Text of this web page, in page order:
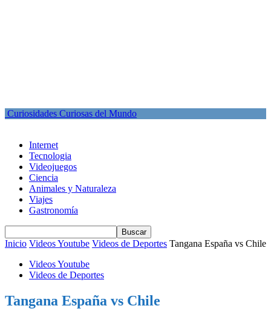
Curiosidades Curiosas del Mundo
Internet
Tecnologia
Videojuegos
Ciencia
Animales y Naturaleza
Viajes
Gastronomía
Inicio Videos Youtube Videos de Deportes Tangana España vs Chile
Videos Youtube
Videos de Deportes
Tangana España vs Chile